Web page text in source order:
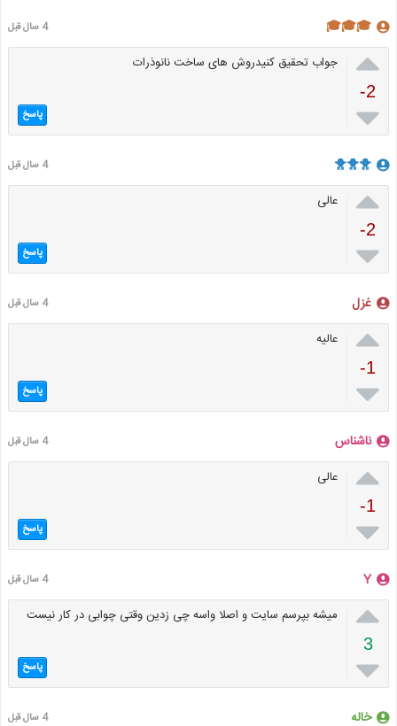
🎓🎓🎓 4 سال قبل

-2

جواب تحقیق کنیدروش های ساخت نانو‌ذرات
پاسخ
🐥🐥🐥 4 سال قبل

-2

عالی
پاسخ
غزل 4 سال قبل

-1

عالیه
پاسخ
ناشناس 4 سال قبل

-1

عالی
پاسخ
Y 4 سال قبل

3

میشه بپرسم سایت و اصلا واسه چی زدین وقتی چوابی در کار نیست
پاسخ
خاله 4 سال قبل